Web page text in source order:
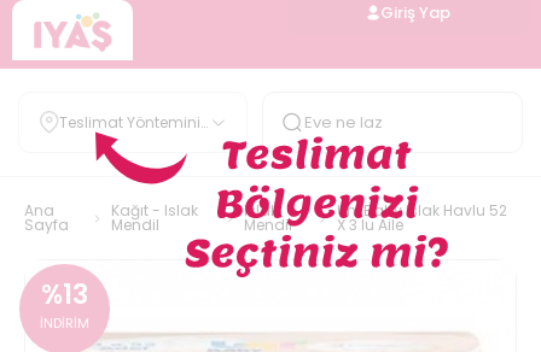
Giriş Yap
Teslimat Yöntemini
Belirle
Ana
Sayfa
Kağıt - Islak
Mendil
Islak
Mendil
Uni Baby Islak Havlu 52
X 3 lu Aile
%13
İNDİRİM